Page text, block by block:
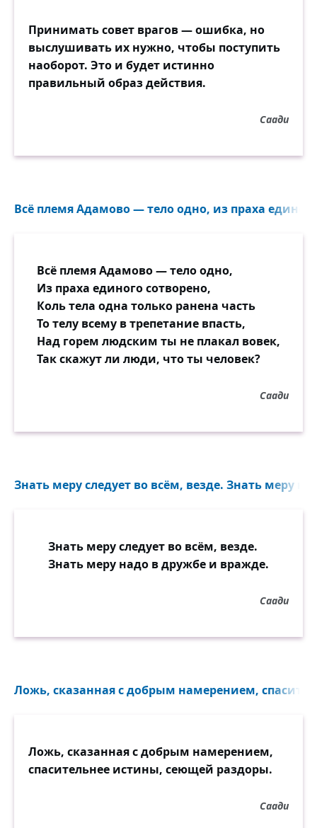
Принимать совет врагов — ошибка, но
выслушивать их нужно, чтобы поступить
наоборот. Это и будет истинно
правильный образ действия.
Саади
Всё племя Адамово — тело одно, из праха
Всё племя Адамово — тело одно,
Из праха единого сотворено,
Коль тела одна только ранена часть
То телу всему в трепетание впасть,
Над горем людским ты не плакал вовек,
Так скажут ли люди, что ты человек?
Саади
Знать меру следует во всём, везде. Знать меру
Знать меру следует во всём, везде.
Знать меру надо в дружбе и вражде.
Саади
Ложь, сказанная с добрым намерением,
Ложь, сказанная с добрым намерением,
спасительнее истины, сеющей раздоры.
Саади